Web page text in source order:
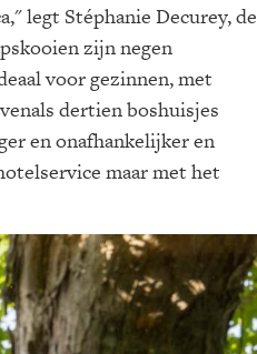
legt Stéphanie Decurey, de
zijn negen
voor gezinnen, met
dertien boshuisjes
en onafhankelijker en
maar met het